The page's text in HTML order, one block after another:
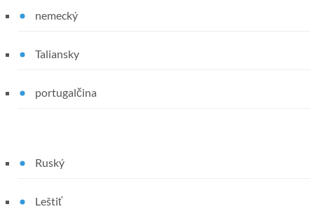
nemecký
Taliansky
portugalčina
Ruský
Leštiť